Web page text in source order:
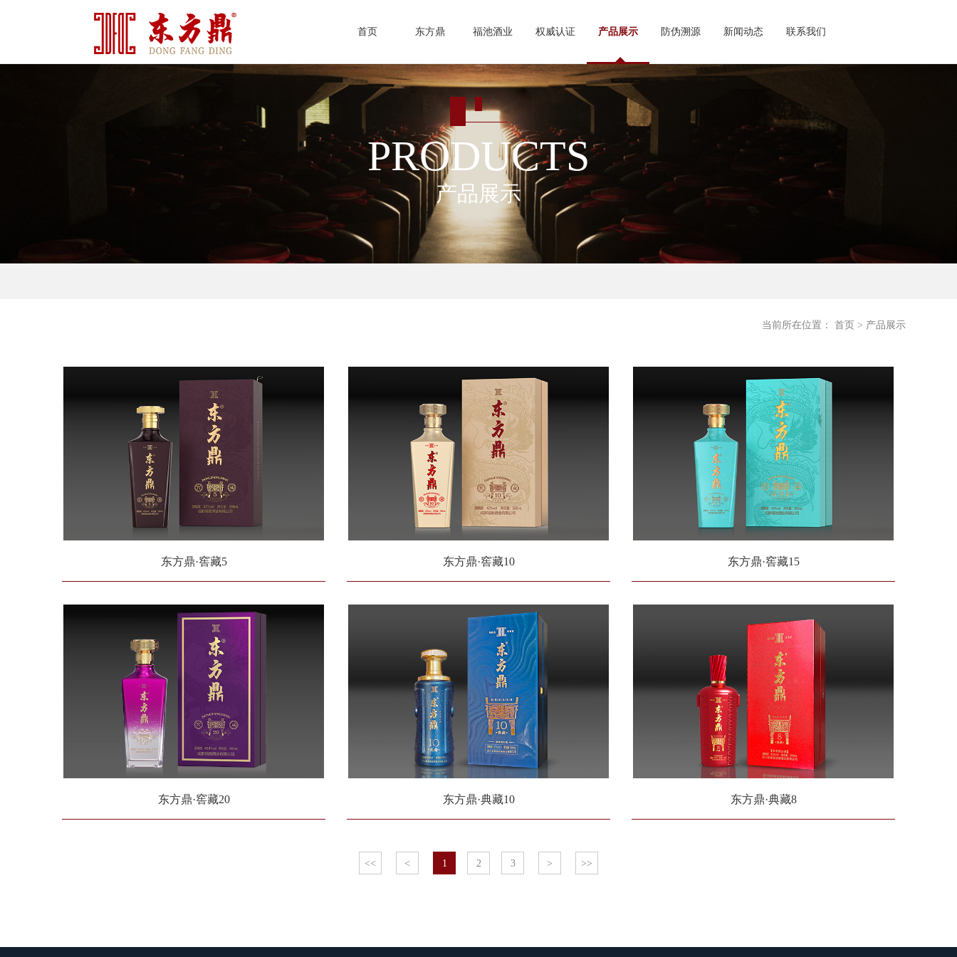
首页 东方鼎 福池酒业 权威认证 产品展示 防伪溯源 新闻动态 联系我们
PRODUCTS
产品展示
当前所在位置： 首页 > 产品展示
东方鼎·窖藏5 东方鼎·窖藏10 东方鼎·窖藏15
东方鼎·窖藏20 东方鼎·典藏10 东方鼎·典藏8
<< < 1 2 3 > >>